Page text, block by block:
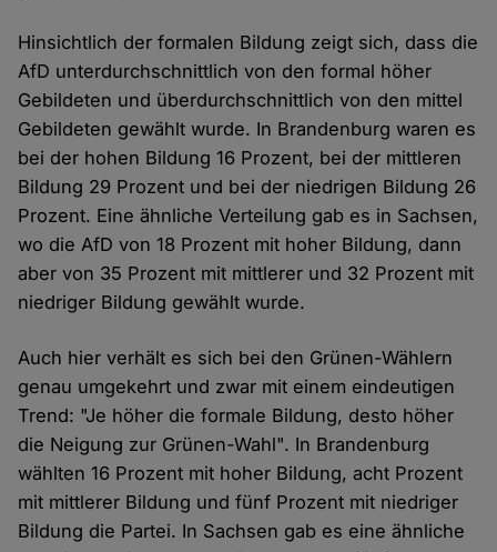
Hinsichtlich der formalen Bildung zeigt sich, dass die
AfD unterdurchschnittlich von den formal höher
Gebildeten und überdurchschnittlich von den mittel
Gebildeten gewählt wurde. In Brandenburg waren es
bei der hohen Bildung 16 Prozent, bei der mittleren
Bildung 29 Prozent und bei der niedrigen Bildung 26
Prozent. Eine ähnliche Verteilung gab es in Sachsen,
wo die AfD von 18 Prozent mit hoher Bildung, dann
aber von 35 Prozent mit mittlerer und 32 Prozent mit
niedriger Bildung gewählt wurde.
Auch hier verhält es sich bei den Grünen-Wählern
genau umgekehrt und zwar mit einem eindeutigen
Trend: "Je höher die formale Bildung, desto höher
die Neigung zur Grünen-Wahl". In Brandenburg
wählten 16 Prozent mit hoher Bildung, acht Prozent
mit mittlerer Bildung und fünf Prozent mit niedriger
Bildung die Partei. In Sachsen gab es eine ähnliche